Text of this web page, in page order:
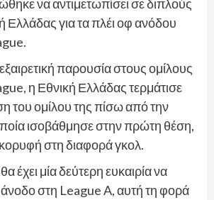
να αντιμετωπίσει σε διπλούς
Ελλάδας για τα πλέι οφ ανόδου
παρουσία στους ομίλους
η Εθνική Ελλάδας τερμάτισε
του ομίλου της πίσω από την
ισοβάθμησε στην πρώτη θέση,
στη διαφορά γκολ.
έχει μία δεύτερη ευκαιρία να
άνοδο στη League A, αυτή τη φορά